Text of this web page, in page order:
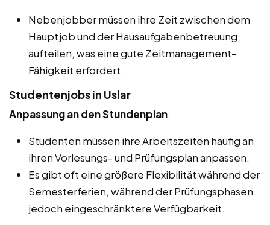
Nebenjobber müssen ihre Zeit zwischen dem
Hauptjob und der Hausaufgabenbetreuung
aufteilen, was eine gute Zeitmanagement-
Fähigkeit erfordert.
Studentenjobs in Uslar
Anpassung an den Stundenplan:
Studenten müssen ihre Arbeitszeiten häufig an
ihren Vorlesungs- und Prüfungsplan anpassen.
Es gibt oft eine größere Flexibilität während der
Semesterferien, während der Prüfungsphasen
jedoch eingeschränktere Verfügbarkeit.